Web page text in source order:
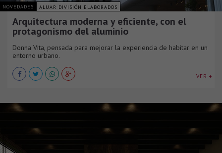
NOVEDADES ALUAR DIVISIÓN ELABORADOS
Arquitectura moderna y eficiente, con el
protagonismo del aluminio
Donna Vita, pensada para mejorar la experiencia de habitar en un
entorno urbano.
VER +